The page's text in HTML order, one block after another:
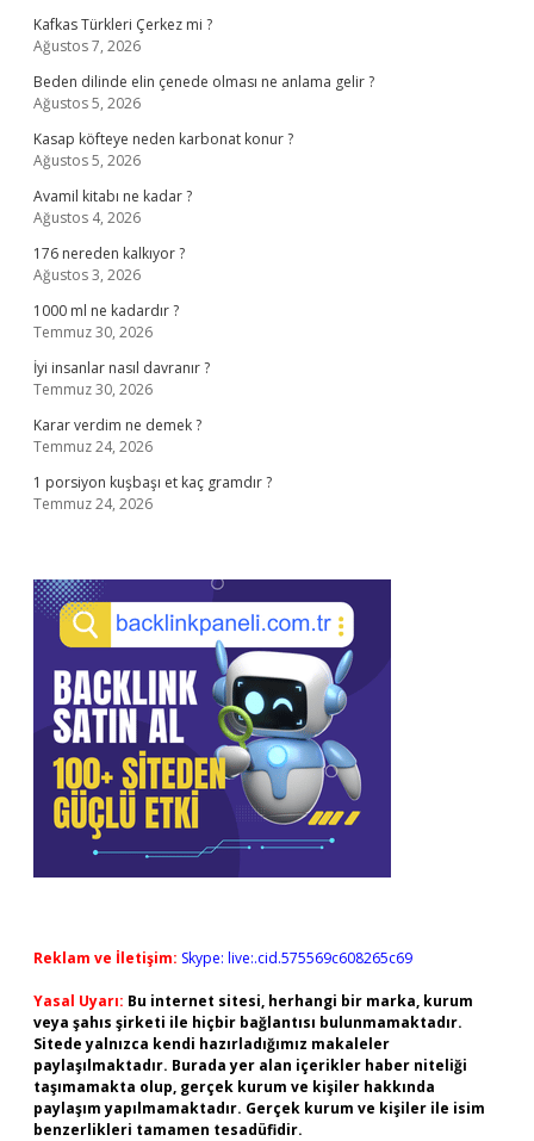
Kafkas Türkleri Çerkez mi ?
Ağustos 7, 2026
Beden dilinde elin çenede olması ne anlama gelir ?
Ağustos 5, 2026
Kasap köfteye neden karbonat konur ?
Ağustos 5, 2026
Avamil kitabı ne kadar ?
Ağustos 4, 2026
176 nereden kalkıyor ?
Ağustos 3, 2026
1000 ml ne kadardır ?
Temmuz 30, 2026
İyi insanlar nasıl davranır ?
Temmuz 30, 2026
Karar verdim ne demek ?
Temmuz 24, 2026
1 porsiyon kuşbaşı et kaç gramdır ?
Temmuz 24, 2026
Reklam ve İletişim: Skype: live:.cid.575569c608265c69
Yasal Uyarı: Bu internet sitesi, herhangi bir marka, kurum
veya şahıs şirketi ile hiçbir bağlantısı bulunmamaktadır.
Sitede yalnızca kendi hazırladığımız makaleler
paylaşılmaktadır. Burada yer alan içerikler haber niteliği
taşımamakta olup, gerçek kurum ve kişiler hakkında
paylaşım yapılmamaktadır. Gerçek kurum ve kişiler ile isim
benzerlikleri tamamen tesadüfidir.